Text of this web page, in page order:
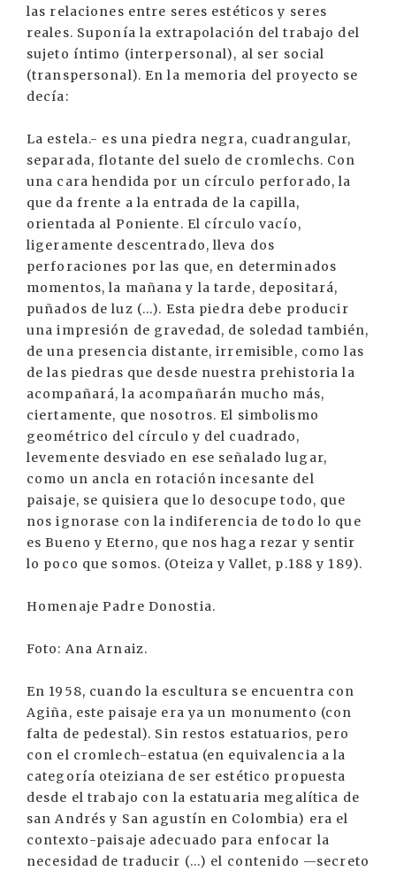
las relaciones entre seres estéticos y seres
reales. Suponía la extrapolación del trabajo del
sujeto íntimo (interpersonal), al ser social
(transpersonal). En la memoria del proyecto se
decía:
La estela.- es una piedra negra, cuadrangular,
separada, flotante del suelo de cromlechs. Con
una cara hendida por un círculo perforado, la
que da frente a la entrada de la capilla,
orientada al Poniente. El círculo vacío,
ligeramente descentrado, lleva dos
perforaciones por las que, en determinados
momentos, la mañana y la tarde, depositará,
puñados de luz (...). Esta piedra debe producir
una impresión de gravedad, de soledad también,
de una presencia distante, irremisible, como las
de las piedras que desde nuestra prehistoria la
acompañará, la acompañarán mucho más,
ciertamente, que nosotros. El simbolismo
geométrico del círculo y del cuadrado,
levemente desviado en ese señalado lugar,
como un ancla en rotación incesante del
paisaje, se quisiera que lo desocupe todo, que
nos ignorase con la indiferencia de todo lo que
es Bueno y Eterno, que nos haga rezar y sentir
lo poco que somos. (Oteiza y Vallet, p.188 y 189).
Homenaje Padre Donostia.
Foto: Ana Arnaiz.
En 1958, cuando la escultura se encuentra con
Agiña, este paisaje era ya un monumento (con
falta de pedestal). Sin restos estatuarios, pero
con el cromlech-estatua (en equivalencia a la
categoría oteiziana de ser estético propuesta
desde el trabajo con la estatuaria megalítica de
san Andrés y San agustín en Colombia) era el
contexto-paisaje adecuado para enfocar la
necesidad de traducir (...) el contenido —secreto